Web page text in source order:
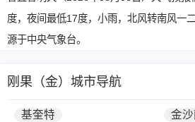
度，夜间最低17度，小雨，北风转南风一
源于中央气象台。
刚果（金）城市导航
基奎特 金